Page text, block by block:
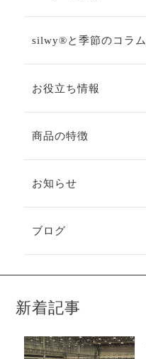
silwy®と季節のコラム
お役立ち情報
商品の特徴
お知らせ
ブログ
新着記事